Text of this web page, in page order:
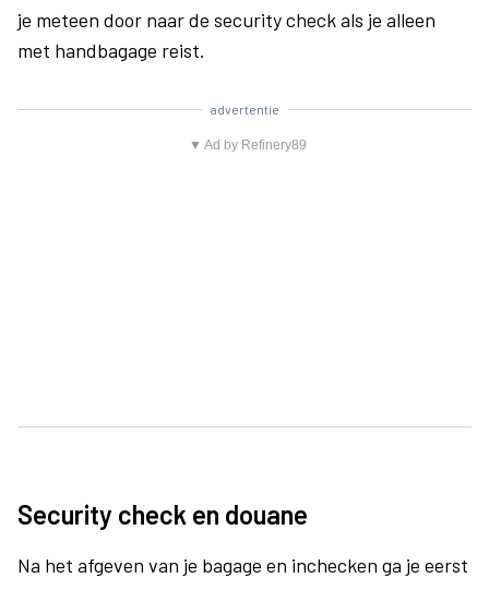
je meteen door naar de security check als je alleen
met handbagage reist.
advertentie
▼ Ad by Refinery89
Security check en douane
Na het afgeven van je bagage en inchecken ga je eerst